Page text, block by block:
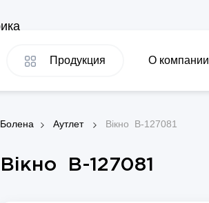
Продукция О компании
Болена Аутлет Вікно B-127081
Вікно B-127081